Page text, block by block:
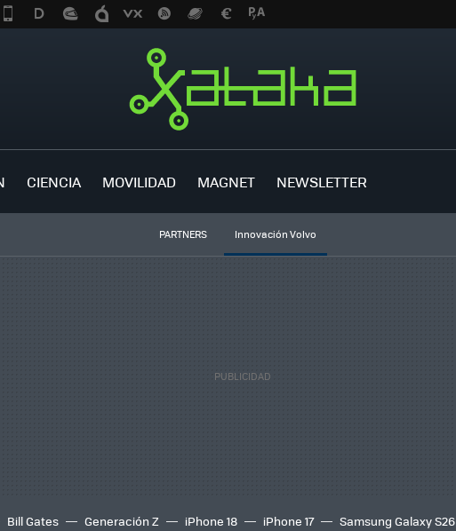
CIENCIA MOVILIDAD MAGNET NEWSLETTER
PARTNERS Innovación Volvo
Bill Gates Generación Z iPhone 18 iPhone 17 Samsung Galaxy S26